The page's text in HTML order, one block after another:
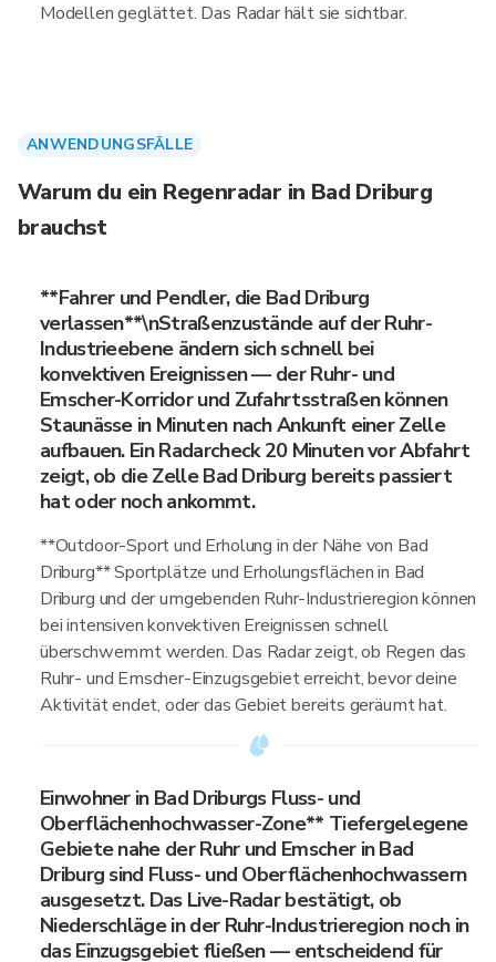
Modellen geglättet. Das Radar hält sie sichtbar.
ANWENDUNGSFÄLLE
Warum du ein Regenradar in Bad Driburg
brauchst
**Fahrer und Pendler, die Bad Driburg
verlassen**\nStraßenzustände auf der Ruhr-
Industrieebene ändern sich schnell bei
konvektiven Ereignissen — der Ruhr- und
Emscher-Korridor und Zufahrtsstraßen können
Staunässe in Minuten nach Ankunft einer Zelle
aufbauen. Ein Radarcheck 20 Minuten vor Abfahrt
zeigt, ob die Zelle Bad Driburg bereits passiert
hat oder noch ankommt.
**Outdoor-Sport und Erholung in der Nähe von Bad
Driburg** Sportplätze und Erholungsflächen in Bad
Driburg und der umgebenden Ruhr-Industrieregion können
bei intensiven konvektiven Ereignissen schnell
überschwemmt werden. Das Radar zeigt, ob Regen das
Ruhr- und Emscher-Einzugsgebiet erreicht, bevor deine
Aktivität endet, oder das Gebiet bereits geräumt hat.
Einwohner in Bad Driburgs Fluss- und
Oberflächenhochwasser-Zone** Tiefergelegene
Gebiete nahe der Ruhr und Emscher in Bad
Driburg sind Fluss- und Oberflächenhochwassern
ausgesetzt. Das Live-Radar bestätigt, ob
Niederschläge in der Ruhr-Industrieregion noch in
das Einzugsgebiet fließen — entscheidend für